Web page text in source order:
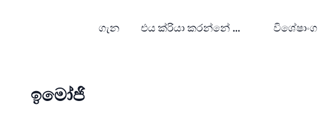
ගැන එය ක්රියා කරන්නේ කෙසේද? විශේෂාංග
ඉමෝජි